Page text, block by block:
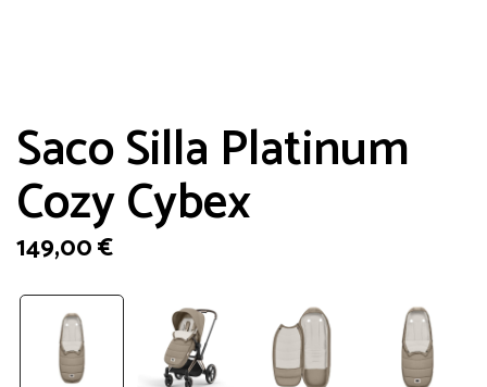
Saco Silla Platinum
Cozy Cybex
149,00€